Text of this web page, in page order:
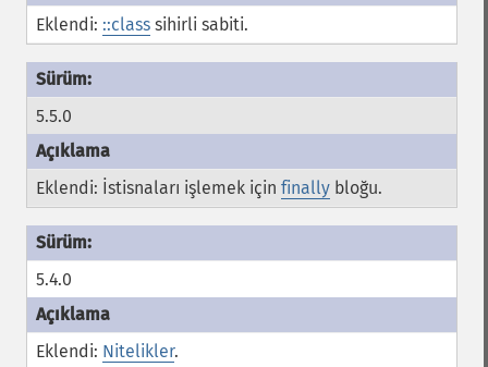
Eklendi: ::class sihirli sabiti.
5.5.0
Eklendi: İstisnaları işlemek için finally bloğu.
5.4.0
Eklendi: Nitelikler.